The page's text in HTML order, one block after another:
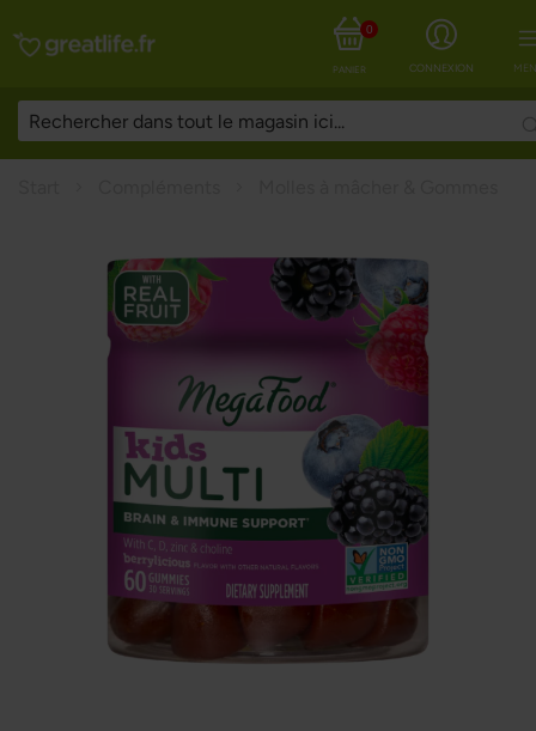
CONNEXION
PANIER
0